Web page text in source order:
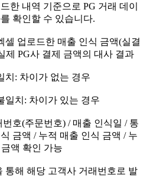
한 내역 기준으로 PG 거래 데이
확인할 수 있습니다.
셀 업로드한 매출 인식 금액(실결
제 PG사 결제 금액의 대사 결과
치: 차이가 없는 경우
일치: 차이가 있는 경우
번호(주문번호) / 매출 인식일 / 통
금액 / 누적 매출 인식 금액 / 누
액 확인 가능
통해 해당 고객사 거래번호로 발